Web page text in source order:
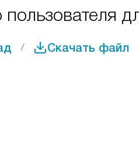
пользователя
Скачать файл